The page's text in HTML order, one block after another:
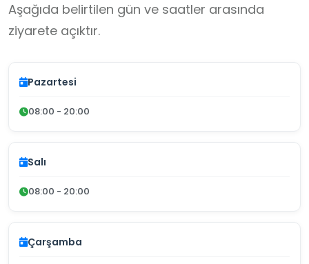
Aşağıda belirtilen gün ve saatler arasında
ziyarete açıktır.
Pazartesi
08:00 - 20:00
Salı
08:00 - 20:00
Çarşamba